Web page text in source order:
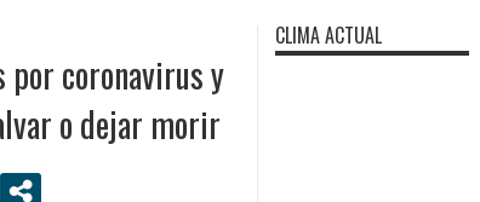
coronavirus y
o dejar morir
CLIMA ACTUAL